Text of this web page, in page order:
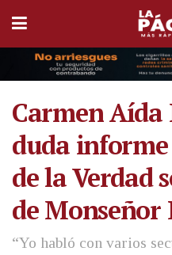
Carmen Aída
duda
de la Verdad
de Monseñor
“Yo habló con varios